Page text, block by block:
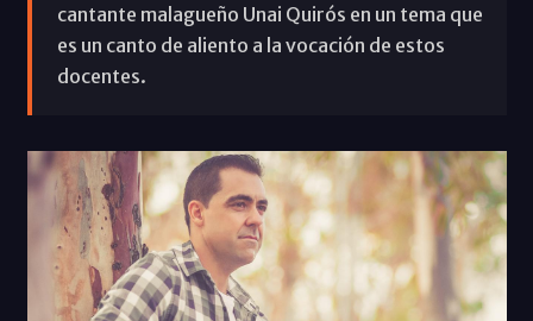
cantante malagueño Unai Quirós en un tema que
es un canto de aliento a la vocación de estos
docentes.